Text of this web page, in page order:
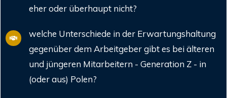
eher oder überhaupt nicht?
welche Unterschiede in der Erwartungshaltung
gegenüber dem Arbeitgeber gibt es bei älteren
und jüngeren Mitarbeitern - Generation Z - in
(oder aus) Polen?